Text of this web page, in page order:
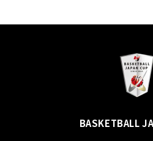
BASKETBALL